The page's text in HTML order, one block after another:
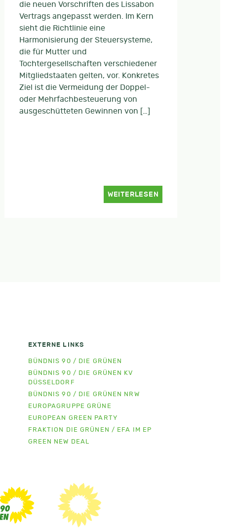
die neuen Vorschriften des Lissabon
Vertrags angepasst werden. Im Kern
sieht die Richtlinie eine
Harmonisierung der Steuersysteme,
die für Mutter und
Tochtergesellschaften verschiedener
Mitgliedstaaten gelten, vor. Konkretes
Ziel ist die Vermeidung der Doppel-
oder Mehrfachbesteuerung von
ausgeschütteten Gewinnen von […]
WEITERLESEN
EXTERNE LINKS
BÜNDNIS 90 / DIE GRÜNEN
BÜNDNIS 90 / DIE GRÜNEN KV
DÜSSELDORF
BÜNDNIS 90 / DIE GRÜNEN NRW
EUROPAGRUPPE GRÜNE
EUROPEAN GREEN PARTY
FRAKTION DIE GRÜNEN / EFA IM EP
GREEN NEW DEAL